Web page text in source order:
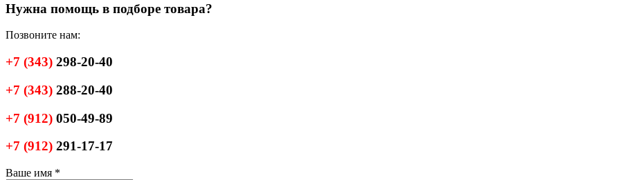
Нужна помощь в подборе товара?
Позвоните нам:
+7 (343) 298-20-40
+7 (343) 288-20-40
+7 (912) 050-49-89
+7 (912) 291-17-17
Ваше имя *